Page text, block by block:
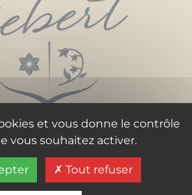
Wolxheim
+33 (6) 07 35 73 19
et vous donne le contrôle
vous souhaitez activer.
Tout refuser